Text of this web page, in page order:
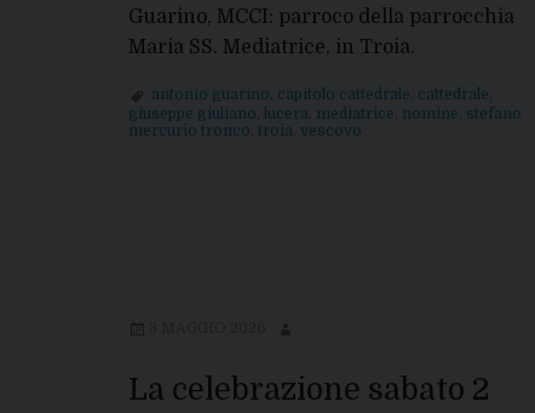
Guarino, MCCI: parroco della parrocchia
Maria SS. Mediatrice, in Troia.
antonio guarino capitolo cattedrale cattedrale
giuseppe giuliano
lucera mediatrice nomine stefano
mercurio tronco troia vescovo
La celebrazione sabato 2